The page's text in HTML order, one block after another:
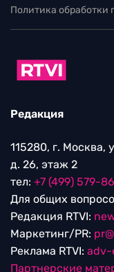
Политика обработки
Редакция
115280, г. Москва,
д. 26, этаж 2
тел: +7 (499) 579-
Для общих
Редакция RTVI:
Маркетинг/PR:
Реклама RTVI: adv-
Партнерские